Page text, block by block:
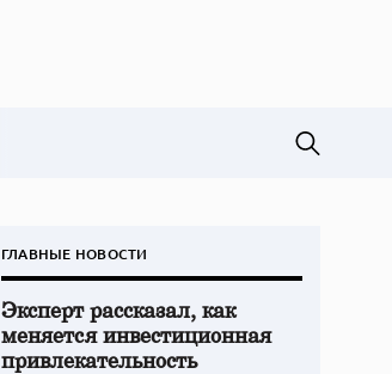
ГЛАВНЫЕ НОВОСТИ
Эксперт рассказал, как
меняется инвестиционная
привлекательность